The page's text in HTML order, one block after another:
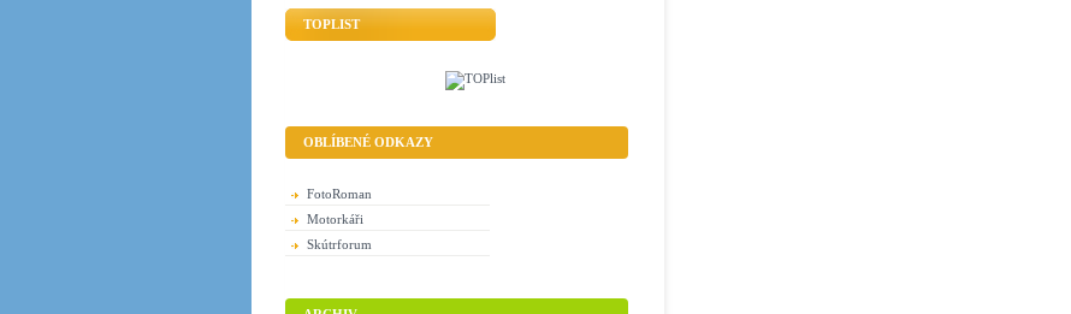
TOPLIST
OBLÍBENÉ ODKAZY
FotoRoman
Motorkáři
Skútrforum